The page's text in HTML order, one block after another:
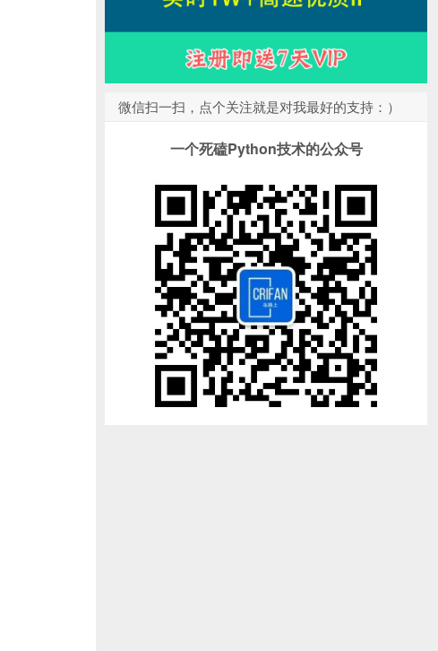
微信扫一扫，点个关注就是对我最好的支持：）
一个死磕Python技术的公众号